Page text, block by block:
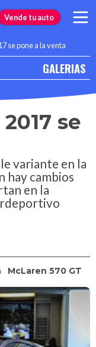
Vende tu auto
se pone a la venta
GALERIAS
se
variante en la
hay cambios
en la
McLaren 570 GT